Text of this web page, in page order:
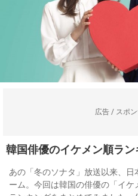
広告 / スポ
韓国俳優のイケメン順ラン
あの「冬のソナタ」放送以来、
ーム。今回は韓国の俳優の「イ